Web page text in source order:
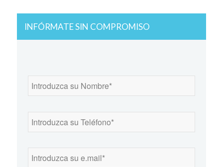
INFÓRMATE SIN COMPROMISO